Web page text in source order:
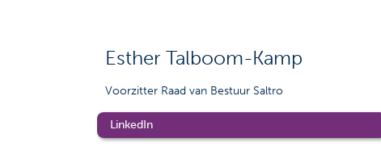
Esther Talboom-Kamp
Voorzitter Raad van Bestuur Saltro
LinkedIn